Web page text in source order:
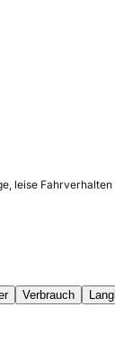
leise
Verbrauch